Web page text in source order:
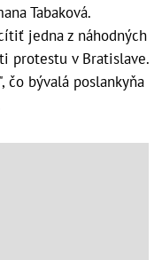
Tabaková.
jedna z náhodných
protestu v Bratislave.
čo bývalá poslankyňa